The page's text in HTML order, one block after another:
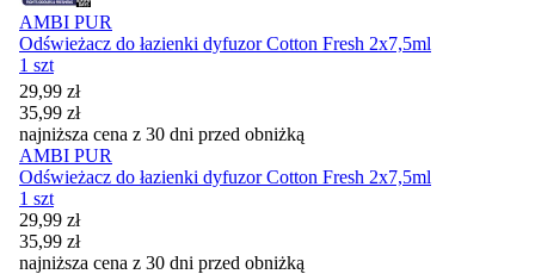
AMBI PUR
Odświeżacz do łazienki dyfuzor Cotton Fresh 2x7,5ml
1 szt
Cena promocyjna
29,99 zł
35,99 zł
najniższa cena z 30 dni przed obniżką
AMBI PUR
Odświeżacz do łazienki dyfuzor Cotton Fresh 2x7,5ml
1 szt
Cena promocyjna
29,99 zł
35,99 zł
najniższa cena z 30 dni przed obniżką